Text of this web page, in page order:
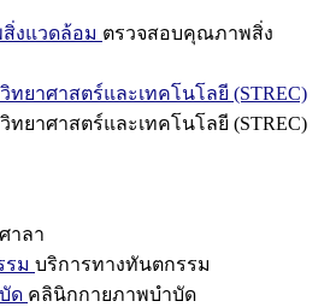
งแวดล้อม ตรวจสอบคุณภาพสิ่ง
ทยาศาสตร์และเทคโนโลยี (STREC)
ทยาศาสตร์และเทคโนโลยี (STREC)
าลา
รม บริการทางทันตกรรม
ด คลินิกกายภาพบำบัด